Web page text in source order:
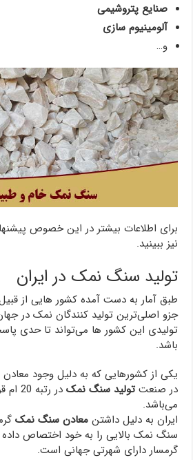
صنایع پتروشیمی
آلومینیوم سازی
و…
برای اطلاعات بیشتر در این خصوص
نیز ببینید.
تولید سنگ نمک در ایران
طبق آمار به دست آمده کشور هایی از
جزو اصلی‌ترین تولید کنندگان نمک در
تولیدی این کشور ها می‌تواند تا حدی
باشد.
یکی از کشورهایی که به دلیل وجود
در صنعتتولید سنگ نمک
در
می‌باشد.
ایران به دلیل داشتنمعادن سنگ نمک
سنگ نمک بالایی را به خود اختصاص
گرمسار دارای شهرتی جهانی است.